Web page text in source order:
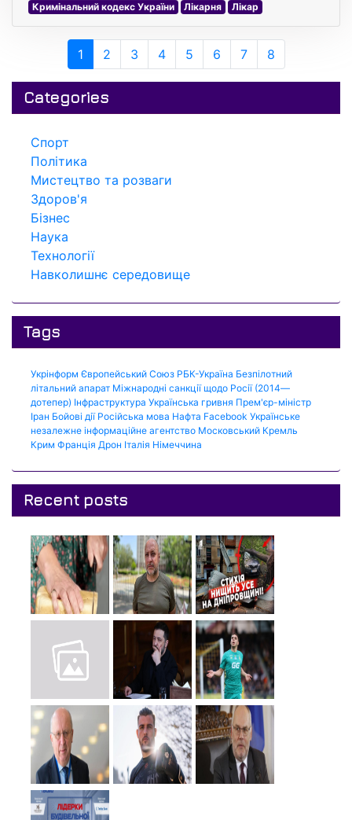
Кримінальний кодекс України Лікарня Лікар
1 2 3 4 5 6 7 8
Categories
Спорт
Політика
Мистецтво та розваги
Здоров'я
Бізнес
Наука
Технології
Навколишнє середовище
Tags
Укрінформ Європейський Союз РБК-Україна Безпілотний
літальний апарат Міжнародні санкції щодо Росії (2014—
дотепер) Інфраструктура Українська гривня Прем'єр-міністр
Іран Бойові дії Російська мова Нафта Facebook Українське
незалежне інформаційне агентство Московський Кремль
Крим Франція Дрон Італія Німеччина
Recent posts